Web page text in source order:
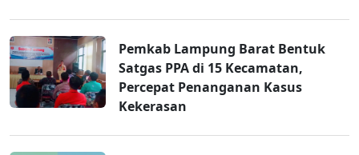
Pemkab Lampung Barat Bentuk
Satgas PPA di 15 Kecamatan,
Percepat Penanganan Kasus
Kekerasan